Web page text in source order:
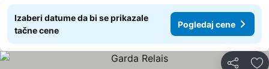
Izaberi datume da bi se prikazale
tačne cene
Pogledaj cene